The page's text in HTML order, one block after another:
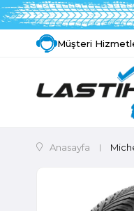
Müşteri
Anasayfa